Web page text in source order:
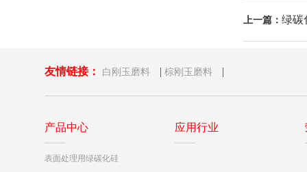
上一篇： 绿碳
友情链接： 白刚玉磨料 | 棕刚玉磨料 |
产品中心
表面处理用绿碳化硅
应用行业